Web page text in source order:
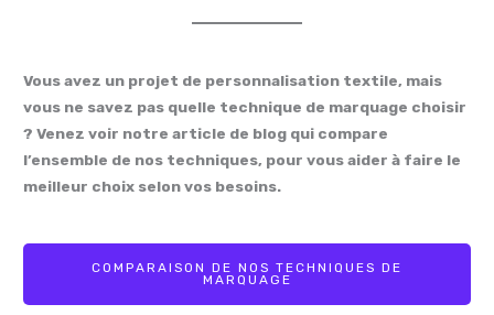
Vous avez un projet de personnalisation textile, mais
vous ne savez pas quelle technique de marquage choisir
? Venez voir notre article de blog qui compare
l’ensemble de nos techniques, pour vous aider à faire le
meilleur choix selon vos besoins.
COMPARAISON DE NOS TECHNIQUES DE
MARQUAGE